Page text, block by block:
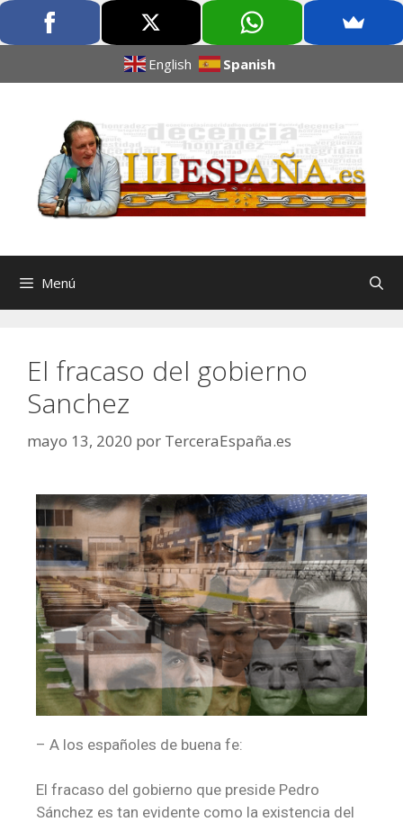
English Spanish
Menú
El fracaso del gobierno
Sanchez
mayo 13, 2020 por TerceraEspaña.es
– A los españoles de buena fe:
El fracaso del gobierno que preside Pedro
Sánchez es tan evidente como la existencia del